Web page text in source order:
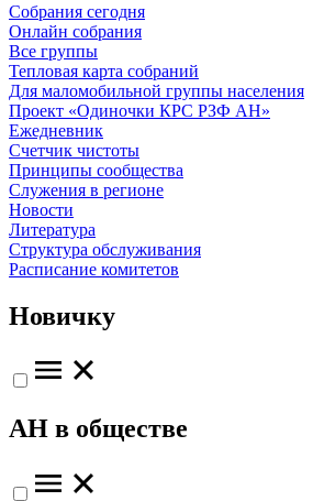
Собрания сегодня
Онлайн собрания
Все группы
Тепловая карта собраний
Для маломобильной группы населения
Проект «Одиночки КРС РЗФ АН»
Ежедневник
Счетчик чистоты
Принципы сообщества
Служения в регионе
Новости
Литература
Структура обслуживания
Расписание комитетов
Новичку
АН в обществе